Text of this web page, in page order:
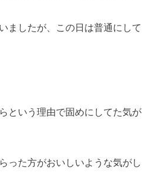
ましたが、この日は普通にして
という理由で固めにしてた気が
った方がおいしいような気がし